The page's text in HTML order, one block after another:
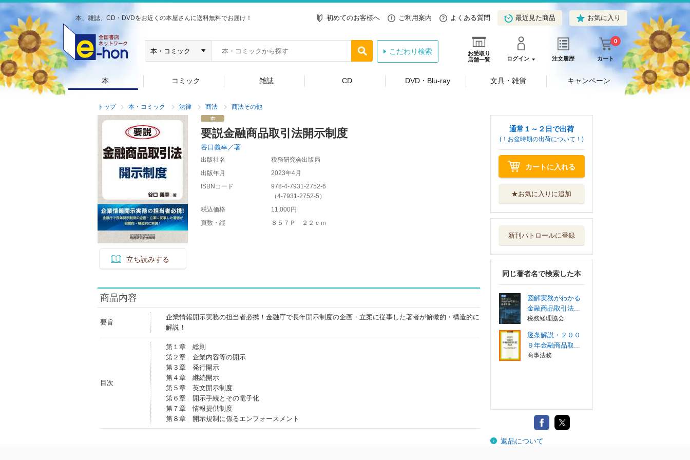
本、雑誌、CD・DVDをお近くの本屋さんに送料無料でお届け！ 初めてのお客様へ ご利用案内 よくある質問 最近見た商品 お気に入り
お受取り
店舗一覧
ログイン 注文履歴 カート
0
こだわり検索
本 コミック 雑誌 CD DVD・Blu-ray 文具・雑貨 キャンペーン
トップ 本・コミック 法律 商法 商法その他
立ち読みする
要説金融商品取引法開示制度
谷口義幸／著
出版社名
税務研究会出版局
出版年月
2023年4月
ISBNコード
978-4-7931-2752-6
（4-7931-2752-5 ）
税込価格
11,000円
頁数・縦
８５７Ｐ ２２ｃｍ
商品内容
要旨
企業情報開示実務の担当者必携！金融庁で長年開示制度の企画・立案に従事した著者が俯瞰的・構造的に
解説！
目次
第１章 総則
第２章 企業内容等の開示
第３章 発行開示
第４章 継続開示
第５章 英文開示制度
第６章 開示手続とその電子化
第７章 情報提供制度
第８章 開示規制に係るエンフォースメント
通常１～２日で出荷
(！お盆時期の出荷について！)
カートに入れる
★お気に入りに追加
新刊パトロールに登録
同じ著者名で検索した本
図解実務がわかる
金融商品取引法...
税務経理協会
逐条解説・２００
９年金融商品取...
商事法務
返品について